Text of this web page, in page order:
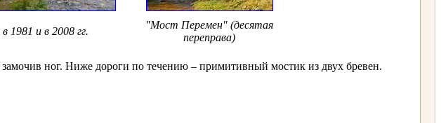
1981 и в 2008 гг.
"Мост Перемен" (десятая
переправа)
ног. Ниже дороги по течению – примитивный мостик из двух бревен.